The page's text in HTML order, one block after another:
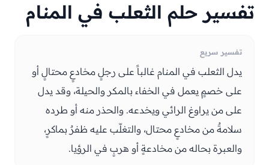
تفسير حلم الثعلب في المنام
تفسير سريع
يدل الثعلب في المنام غالباً على رجلٍ مخادعٍ محتالٍ أو
على خصمٍ يعمل في الخفاء بالمكر والحيلة، وقد يدل
على من يراوغ الرائي ويخدعه. والحذر منه أو طرده
سلامةٌ من مخادعٍ محتال، والتغلّب عليه ظفرٌ بماكرٍ،
والعبرة بحاله من مخادعةٍ أو هربٍ في الرؤيا.